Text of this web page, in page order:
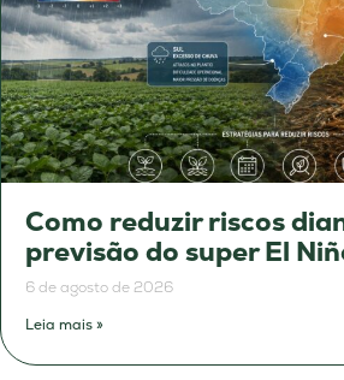
Como reduzir riscos
previsão do super El
6 de agosto de 2026
Leia mais »